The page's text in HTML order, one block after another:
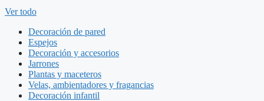
Ver todo
Decoración de pared
Espejos
Decoración y accesorios
Jarrones
Plantas y maceteros
Velas, ambientadores y fragancias
Decoración infantil